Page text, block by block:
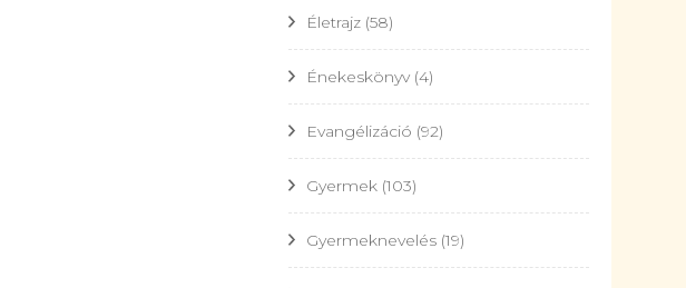
Életrajz (58)
Énekeskönyv (4)
Evangélizáció (92)
Gyermek (103)
Gyermeknevelés (19)